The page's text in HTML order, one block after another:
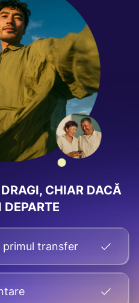
CHIAR DACĂ
DEPARTE
primul transfer